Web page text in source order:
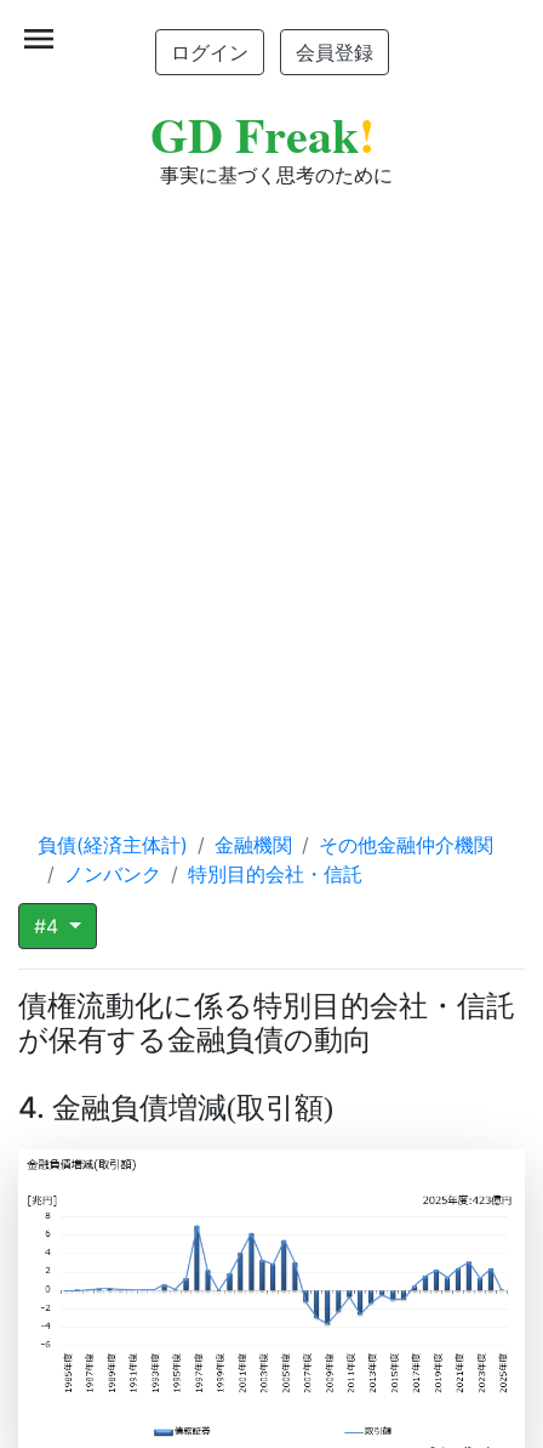
ログイン 会員登録
GD Freak!
事実に基づく思考のために
menu
負債(経済主体計) 金融機関
その他金融仲介機関
ノンバンク
特別目的会社・信託
#4
債権流動化に係る特別目的会社・信託
が保有する金融負債の動向
4. 金融負債増減(取引額)